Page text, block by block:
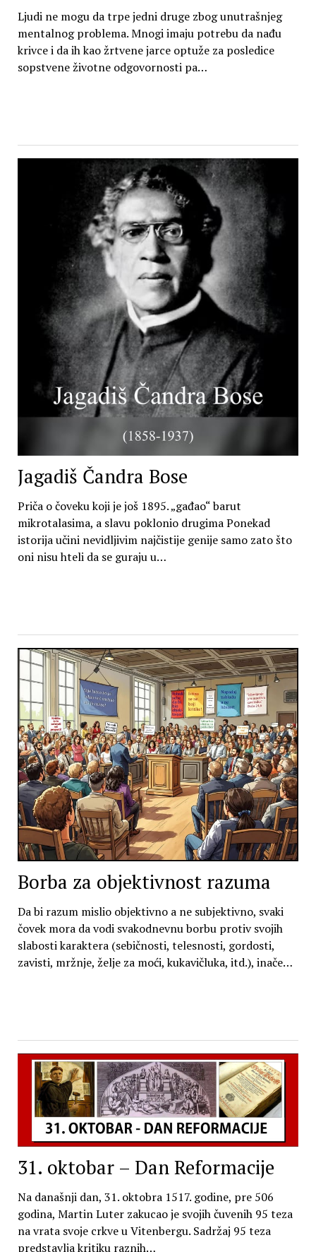
Ljudi ne mogu da trpe jedni druge zbog unutrašnjeg
mentalnog problema. Mnogi imaju potrebu da nađu
krivce i da ih kao žrtvene jarce optuže za posledice
sopstvene životne odgovornosti pa…
Jagadiš Čandra Bose
Priča o čoveku koji je još 1895. „gađao“ barut
mikrotalasima, a slavu poklonio drugima Ponekad
istorija učini nevidljivim najčistije genije samo zato što
oni nisu hteli da se guraju u…
Borba za objektivnost razuma
Da bi razum mislio objektivno a ne subjektivno, svaki
čovek mora da vodi svakodnevnu borbu protiv svojih
slabosti karaktera (sebičnosti, telesnosti, gordosti,
zavisti, mržnje, želje za moći, kukavičluka, itd.), inače…
31. oktobar – Dan Reformacije
Na današnji dan, 31. oktobra 1517. godine, pre 506
godina, Martin Luter zakucao je svojih čuvenih 95 teza
na vrata svoje crkve u Vitenbergu. Sadržaj 95 teza
predstavlja kritiku raznih…